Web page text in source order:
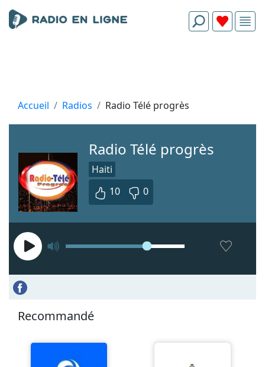
Accueil Radios Radio Télé progrès
Radio Télé progrès
Haiti
10
0
Recommandé